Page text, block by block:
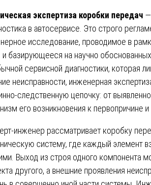
экспертиза коробки передач
в автосервисе. Это строго
исследование, проводимое в
базирующееся на научно
сервисной диагностики, которая
неисправности, инженерная
следственную цепочку: от
его возникновения к первопричине
инженер рассматривает коробку
систему, где каждый элемент
Выход из строя одного компонента
другого, а внешние проявления